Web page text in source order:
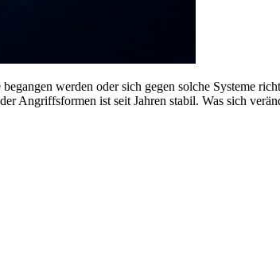
werden oder sich gegen solche Systeme
Angriffsformen ist seit Jahren stabil. Was sich